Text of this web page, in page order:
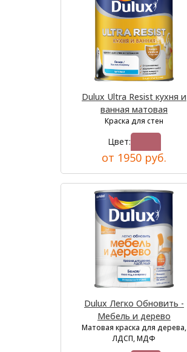
Dulux Ultra Resist кухня и
ванная матовая
Краска для стен
Цвет:
от 1950 руб.
Dulux Легко Обновить -
Мебель и дерево
Матовая краска для дерева,
ЛДСП, МДФ